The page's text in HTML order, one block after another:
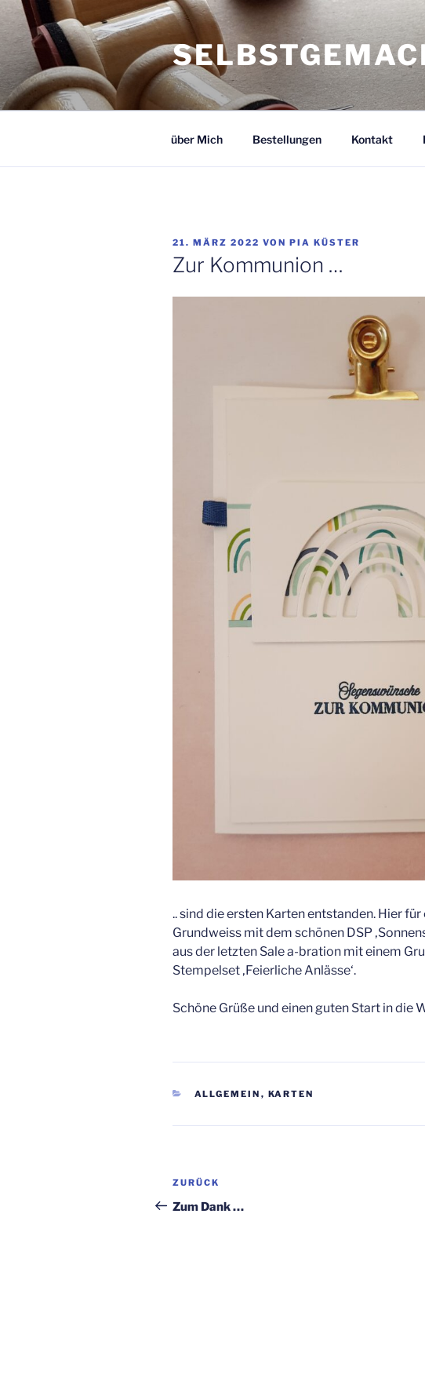
Zum
Inhalt
springen
über Mich Bestellungen Kontakt
VERÖFFENTLICHT
AM
21. MÄRZ 2022 VON PIA KÜSTER
Zur Kommunion …
.. sind die ersten Karten entstanden. Hier für
Grundweiss mit dem schönen DSP
aus der letzten Sale a-bration mit einem
Stempelset ‚Feierliche Anlässe‘.
Schöne Grüße und einen guten Start in die
KATEGORIEN
ALLGEMEIN , KARTEN
Beitragsnavigation
Vorheriger
Beitrag
ZURÜCK
Zum Dank …